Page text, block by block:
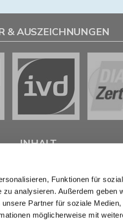
Funktionen für
analysieren. Außerdem geben
Partner für soziale Medien,
möglicherweise mit
& AUSZEICHNUNGEN
INHALT
Verkaufen
Kaufen
Marktberichte
Erbimmobilien